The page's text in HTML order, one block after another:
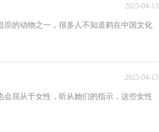
2025-04-13
的动物之一，很多人不知道鹤在中国文化
2025-04-13
屈从于女性，听从她们的指示，这些女性